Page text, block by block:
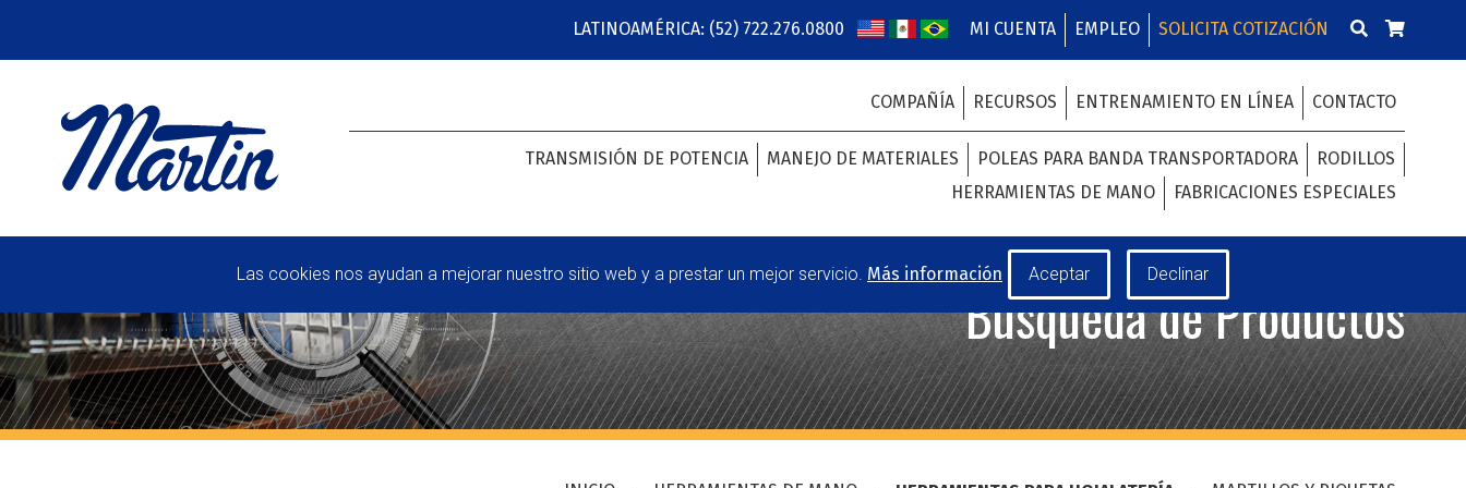
LATINOAMÉRICA: (52) 722.276.0800 MI CUENTA EMPLEO SOLICITA COTIZACIÓN
COMPAÑÍA RECURSOS ENTRENAMIENTO EN LÍNEA CONTACTO
TRANSMISIÓN DE POTENCIA MANEJO DE MATERIALES POLEAS PARA BANDA TRANSPORTADORA
RODILLOS
HERRAMIENTAS DE MANO
FABRICACIONES ESPECIALES
Las cookies nos ayudan a mejorar nuestro sitio web y a prestar un mejor servicio. Más información
Búsqueda de Productos